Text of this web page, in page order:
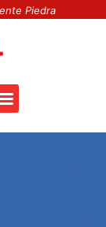
Piedra